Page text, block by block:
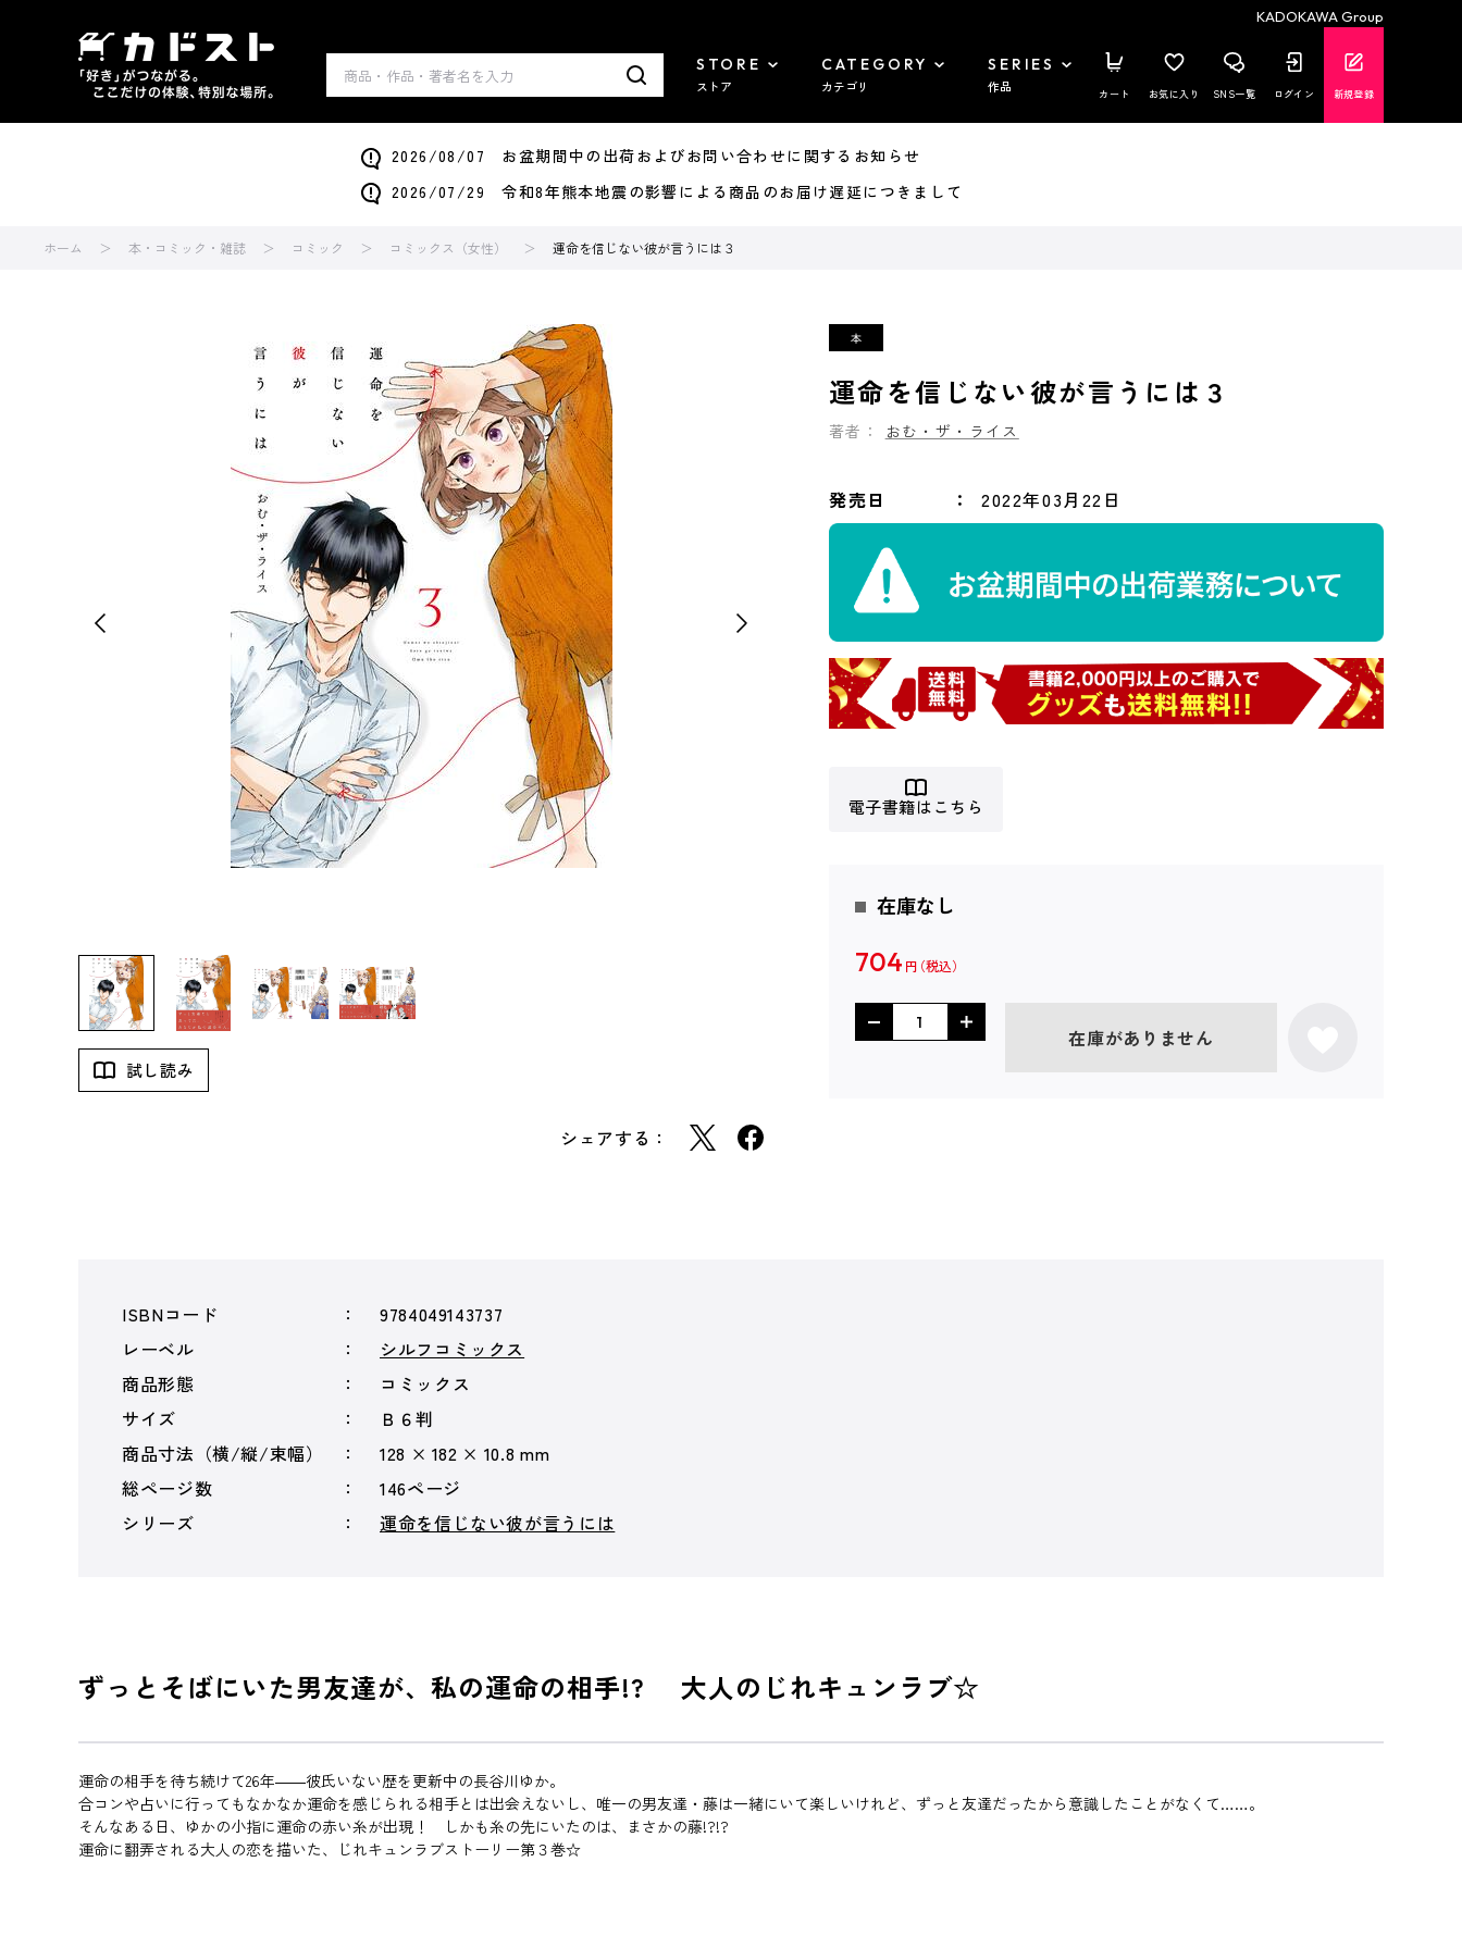
KADOKAWA Group
STORE
ストア
CATEGORY
カテゴリ
SERIES
作品 カート お気に入り SNS一覧 ログイン 新規登録
2026/08/07 お盆期間中の出荷およびお問い合わせに関するお知らせ
2026/07/29 令和8年熊本地震の影響による商品のお届け遅延につきまして
ホーム 本・コミック・雑誌 コミック コミックス（女性） 運命を信じない彼が言うには３
試し読み
シェアする：
運命を信じない彼が言うには３
著者： おむ・ザ・ライス
発売日 2022年03月22日
電子書籍はこちら
在庫なし
704 円
在庫がありません
ISBNコード
9784049143737
レーベル
シルフコミックス
商品形態
コミックス
サイズ
Ｂ６判
商品寸法（横/縦/束幅）
128 × 182 × 10.8 mm
総ページ数
146ページ
シリーズ
運命を信じない彼が言うには
ずっとそばにいた男友達が、私の運命の相手!? 大人のじれキュンラブ☆
運命の相手を待ち続けて26年――彼氏いない歴を更新中の長谷川ゆか。
合コンや占いに行ってもなかなか運命を感じられる相手とは出会えないし、唯一の男友達・藤は一緒にいて楽しいけれど、ずっと友達だったから意識したことがなくて……。
そんなある日、ゆかの小指に運命の赤い糸が出現！ しかも糸の先にいたのは、まさかの藤!?!?
運命に翻弄される大人の恋を描いた、じれキュンラブストーリー第３巻☆